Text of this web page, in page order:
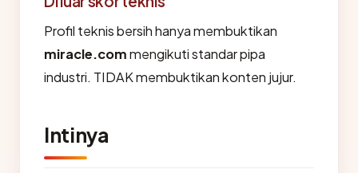
Profil teknis bersih hanya membuktikan
miracle.commengikuti standar pipa
industri. TIDAK membuktikan konten jujur.
Intinya